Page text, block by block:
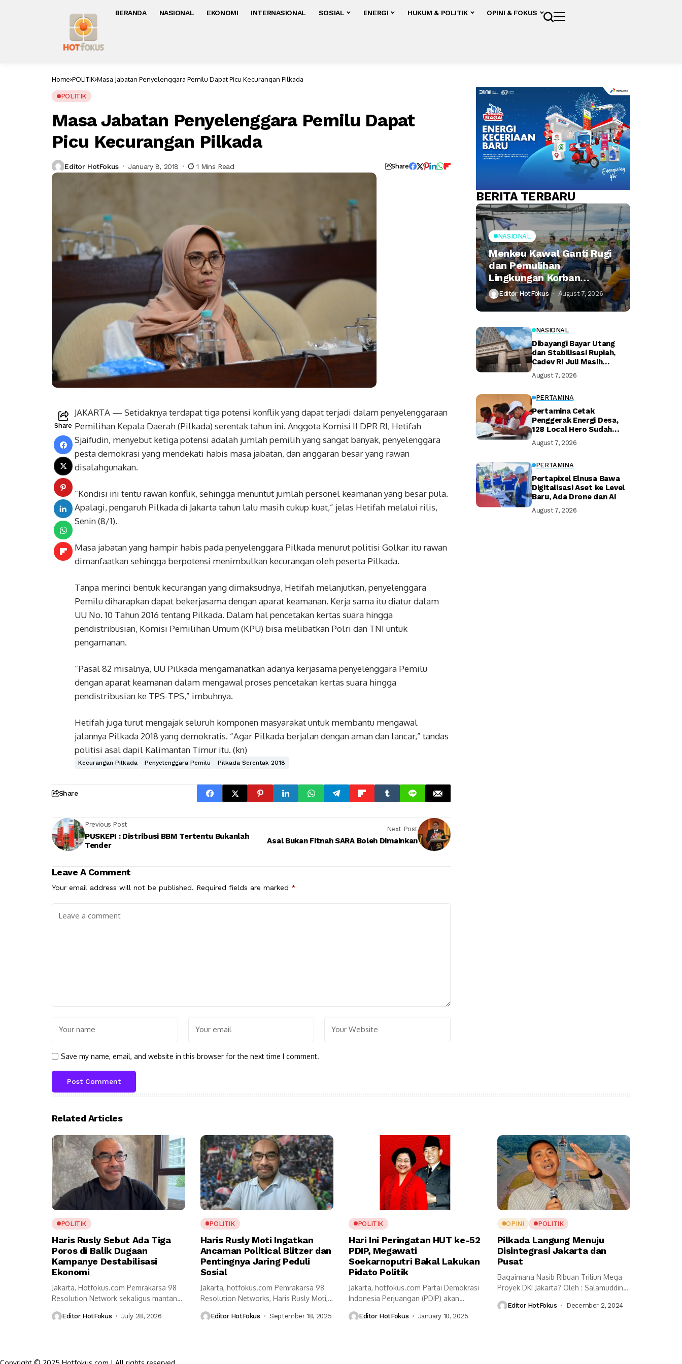
BERANDA NASIONAL EKONOMI INTERNASIONAL SOSIAL ENERGI HUKUM & POLITIK OPINI & FOKUS
Home POLITIK Masa Jabatan Penyelenggara Pemilu Dapat Picu Kecurangan Pilkada
POLITIK
Masa Jabatan Penyelenggara Pemilu Dapat
Picu Kecurangan Pilkada
Editor HotFokus January 8, 2018 1 Mins Read Share
Share
JAKARTA — Setidaknya terdapat tiga potensi konflik yang dapat terjadi dalam penyelenggaraan
Pemilihan Kepala Daerah (Pilkada) serentak tahun ini. Anggota Komisi II DPR RI, Hetifah
Sjaifudin, menyebut ketiga potensi adalah jumlah pemilih yang sangat banyak, penyelenggara
pesta demokrasi yang mendekati habis masa jabatan, dan anggaran besar yang rawan
disalahgunakan.
“Kondisi ini tentu rawan konflik, sehingga menuntut jumlah personel keamanan yang besar pula.
Apalagi, pengaruh Pilkada di Jakarta tahun lalu masih cukup kuat,” jelas Hetifah melalui rilis,
Senin (8/1).
Masa jabatan yang hampir habis pada penyelenggara Pilkada menurut politisi Golkar itu rawan
dimanfaatkan sehingga berpotensi menimbulkan kecurangan oleh peserta Pilkada.
Tanpa merinci bentuk kecurangan yang dimaksudnya, Hetifah melanjutkan, penyelenggara
Pemilu diharapkan dapat bekerjasama dengan aparat keamanan. Kerja sama itu diatur dalam
UU No. 10 Tahun 2016 tentang Pilkada. Dalam hal pencetakan kertas suara hingga
pendistribusian, Komisi Pemilihan Umum (KPU) bisa melibatkan Polri dan TNI untuk
pengamanan.
“Pasal 82 misalnya, UU Pilkada mengamanatkan adanya kerjasama penyelenggara Pemilu
dengan aparat keamanan dalam mengawal proses pencetakan kertas suara hingga
pendistribusian ke TPS-TPS,” imbuhnya.
Hetifah juga turut mengajak seluruh komponen masyarakat untuk membantu mengawal
jalannya Pilkada 2018 yang demokratis. “Agar Pilkada berjalan dengan aman dan lancar,” tandas
politisi asal dapil Kalimantan Timur itu. (kn)
Kecurangan Pilkada Penyelenggara Pemilu Pilkada Serentak 2018
Share
Previous Post
PUSKEPI : Distribusi BBM Tertentu Bukanlah
Tender
Next Post
Asal Bukan Fitnah SARA Boleh Dimainkan
Leave A Comment
Your email address will not be published. Required fields are marked *
Save my name, email, and website in this browser for the next time I comment.
BERITA TERBARU
NASIONAL
Menkeu Kawal Ganti Rugi
dan Pemulihan
Lingkungan Korban
Tumpahan Minyak
Montara
Editor HotFokus August 7, 2026
NASIONAL
Dibayangi Bayar Utang
dan Stabilisasi Rupiah,
Cadev RI Juli Masih
August 7, 2026
PERTAMINA
Pertamina Cetak
Penggerak Energi Desa,
128 Local Hero Sudah
August 7, 2026
PERTAMINA
Pertapixel Elnusa Bawa
Digitalisasi Aset ke Level
Baru, Ada Drone dan AI
August 7, 2026
Related Articles
POLITIK
Haris Rusly Sebut Ada Tiga
Poros di Balik Dugaan
Kampanye Destabilisasi
Ekonomi
Jakarta, Hotfokus.com Pemrakarsa 98
Resolution Network sekaligus mantan
Gibran,...
Editor HotFokus July 28, 2026
POLITIK
Haris Rusly Moti Ingatkan
Ancaman Political Blitzer dan
Pentingnya Jaring Peduli
Sosial
Jakarta, hotfokus.com Pemrakarsa 98
Resolution Networks, Haris Rusly Moti,
Editor HotFokus September 18, 2025
POLITIK
Hari Ini Peringatan HUT ke-52
PDIP, Megawati
Soekarnoputri Bakal Lakukan
Pidato Politik
Jakarta, hotfokus.com Partai Demokrasi
Indonesia Perjuangan (PDIP) akan
Editor HotFokus January 10, 2025
OPINI POLITIK
Pilkada Langung Menuju
Disintegrasi Jakarta dan
Pusat
Bagaimana Nasib Ribuan Triliun Mega
Proyek DKI Jakarta? Oleh : Salamuddin
Editor HotFokus December 2, 2024